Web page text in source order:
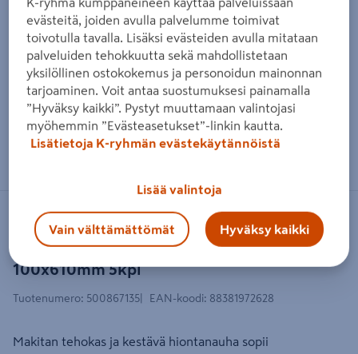
Zoomaa kuvaa sormilla kosketusnäytöllä
Hiomanauha Makita k100
100x610mm 5kpl
MAKITA
Tuotenumero: 500867135 EAN-koodi: 88381972628
Makitan tehokas ja kestävä hiontanauha sopii
evästeitä, joiden avulla palvelumme toimivat
toivotulla tavalla. Lisäksi evästeiden avulla mitataan
palveluiden tehokkuutta sekä mahdollistetaan
yksilöllinen ostokokemus ja personoidun mainonnan
tarjoaminen. Voit antaa suostumuksesi painamalla
”Hyväksy kaikki”. Pystyt muuttamaan valintojasi
myöhemmin ”Evästeasetukset”-linkin kautta.
Lisätietoja K-ryhmän evästekäytännöistä
Lisää valintoja
Vain välttämättömät Hyväksy kaikki